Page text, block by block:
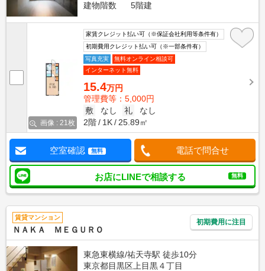
建物階数
5階建
画像 : 21枚
家賃クレジット払い可（※保証会社利用等条件有）
初期費用クレジット払い可（※一部条件有）
写真充実
無料オンライン相談可
インターネット無料
15.4万円
管理費等：5,000円
敷
なし 礼
なし
2階
1K 25.89㎡
空室確認 無料 電話で問合せ
お店にLINEで相談する 無料
賃貸マンション
ＮＡＫＡ ＭＥＧＵＲＯ
初期費用に注目
東急東横線/祐天寺駅 徒歩10分
東京都目黒区上目黒４丁目